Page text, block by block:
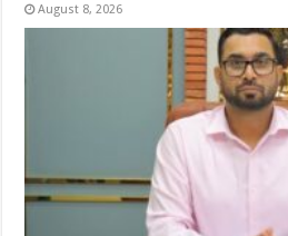
August 8, 2026